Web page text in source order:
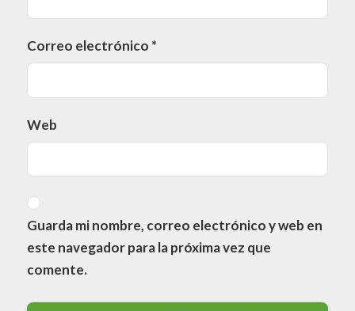
Correo electrónico *
Web
Guarda mi nombre, correo electrónico y web en
este navegador para la próxima vez que
comente.